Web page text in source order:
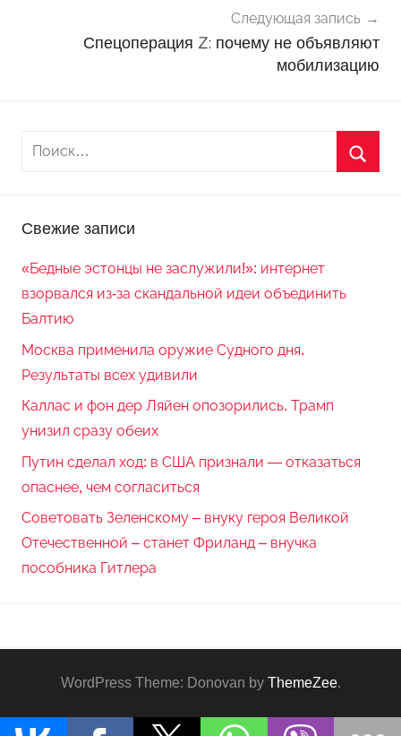
Следующая запись
Спецоперация Z: почему не объявляют
мобилизацию
Свежие записи
«Бедные эстонцы не заслужили!»: интернет
взорвался из-за скандальной идеи объединить
Балтию
Москва применила оружие Судного дня.
Результаты всех удивили
Каллас и фон дер Ляйен опозорились. Трамп
унизил сразу обеих
Путин сделал ход: в США признали — отказаться
опаснее, чем согласиться
Советовать Зеленскому – внуку героя Великой
Отечественной – станет Фриланд – внучка
пособника Гитлера
WordPress Theme: Donovan by ThemeZee.